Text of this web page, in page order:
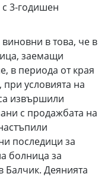
3-годишен
в това, че в
заемащи
в периода от края
при условията на
извършили
с продажбата на
последици за
болница за
Балчик. Деянията